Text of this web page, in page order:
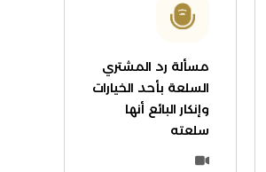
مسألة رد المشتري
السلعة بأحد الخيارات
وإنكار البائع أنها
سلعته